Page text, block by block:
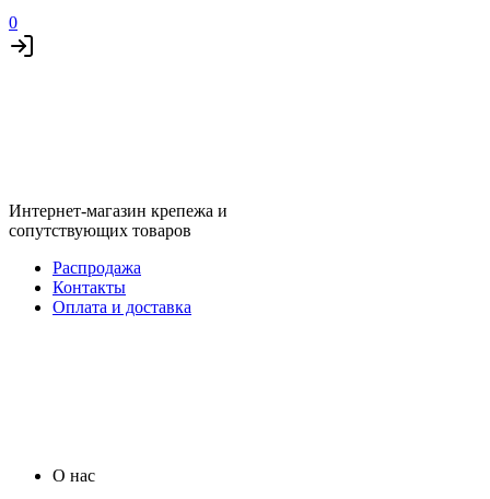
0
Интернет-магазин крепежа и
сопутствующих товаров
Распродажа
Контакты
Оплата и доставка
О нас